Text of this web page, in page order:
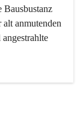
Bausbustanz
anmutenden
integrativer